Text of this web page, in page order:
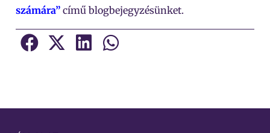
számára” című blogbejegyzésünket.